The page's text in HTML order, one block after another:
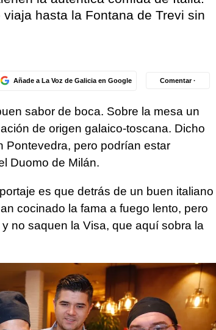
hasta la Fontana de Trevi sin
Añade a La Voz de Galicia en Google Comentar ·
sabor de boca. Sobre la mesa un
de origen galaico-toscana. Dicho
Pontevedra, pero podrían estar
Duomo de Milán.
es que detrás de un buen italiano
cocinado la fama a fuego lento, pero
no saquen la Visa, que aquí sobra la